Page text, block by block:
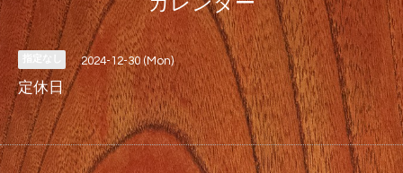
カレンダー
2024-12-30 (Mon)
定休日